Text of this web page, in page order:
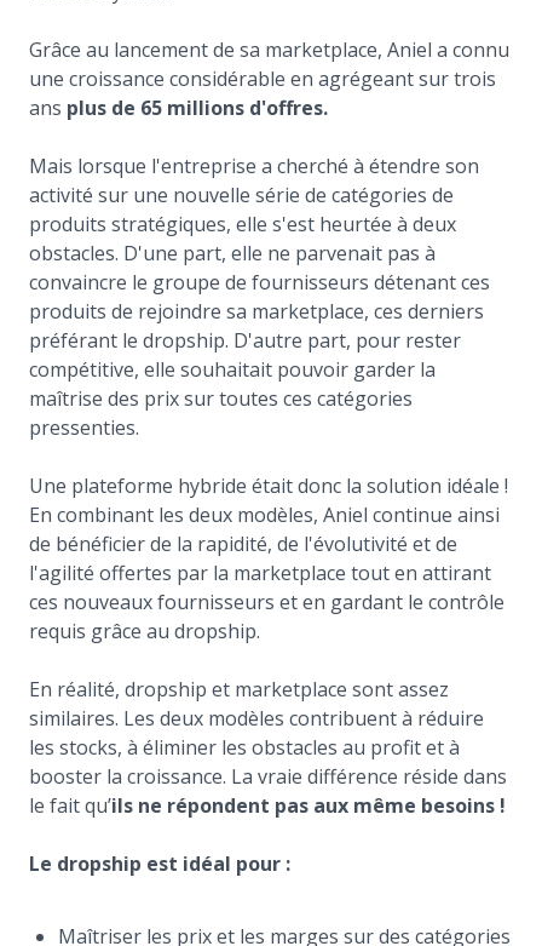
Grâce au lancement de sa marketplace, Aniel a connu
une croissance considérable en agrégeant sur trois
ans plus de 65 millions d'offres.
Mais lorsque l'entreprise a cherché à étendre son
activité sur une nouvelle série de catégories de
produits stratégiques, elle s'est heurtée à deux
obstacles. D'une part, elle ne parvenait pas à
convaincre le groupe de fournisseurs détenant ces
produits de rejoindre sa marketplace, ces derniers
préférant le dropship. D'autre part, pour rester
compétitive, elle souhaitait pouvoir garder la
maîtrise des prix sur toutes ces catégories
pressenties.
Une plateforme hybride était donc la solution idéale !
En combinant les deux modèles, Aniel continue ainsi
de bénéficier de la rapidité, de l'évolutivité et de
l'agilité offertes par la marketplace tout en attirant
ces nouveaux fournisseurs et en gardant le contrôle
requis grâce au dropship.
En réalité, dropship et marketplace sont assez
similaires. Les deux modèles contribuent à réduire
les stocks, à éliminer les obstacles au profit et à
booster la croissance. La vraie différence réside dans
le fait qu’ils ne répondent pas aux même besoins !
Le dropship est idéal pour :
Maîtriser les prix et les marges sur des catégories